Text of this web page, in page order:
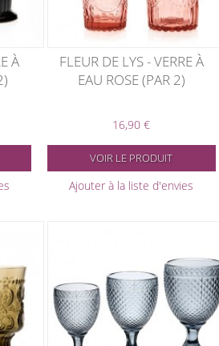
À
FLEUR DE LYS - VERRE À
EAU ROSE (PAR 2)
16,90 €
VOIR LE PRODUIT
Ajouter à la liste d'envies